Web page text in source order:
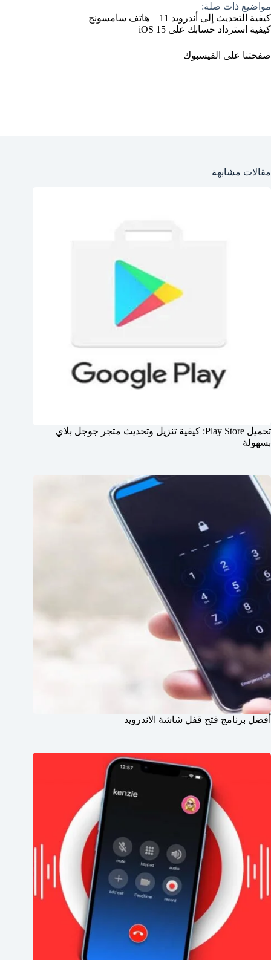
مواضيع ذات صلة:
كيفية التحديث إلى أندرويد 11 – هاتف سامسونج
كيفية استرداد حسابك على iOS 15
صفحتنا على الفيسبوك
مقالات مشابهة
تحميل Play Store: كيفية تنزيل وتحديث متجر جوجل بلاي
بسهولة
أفضل برنامج فتح قفل شاشة الاندرويد